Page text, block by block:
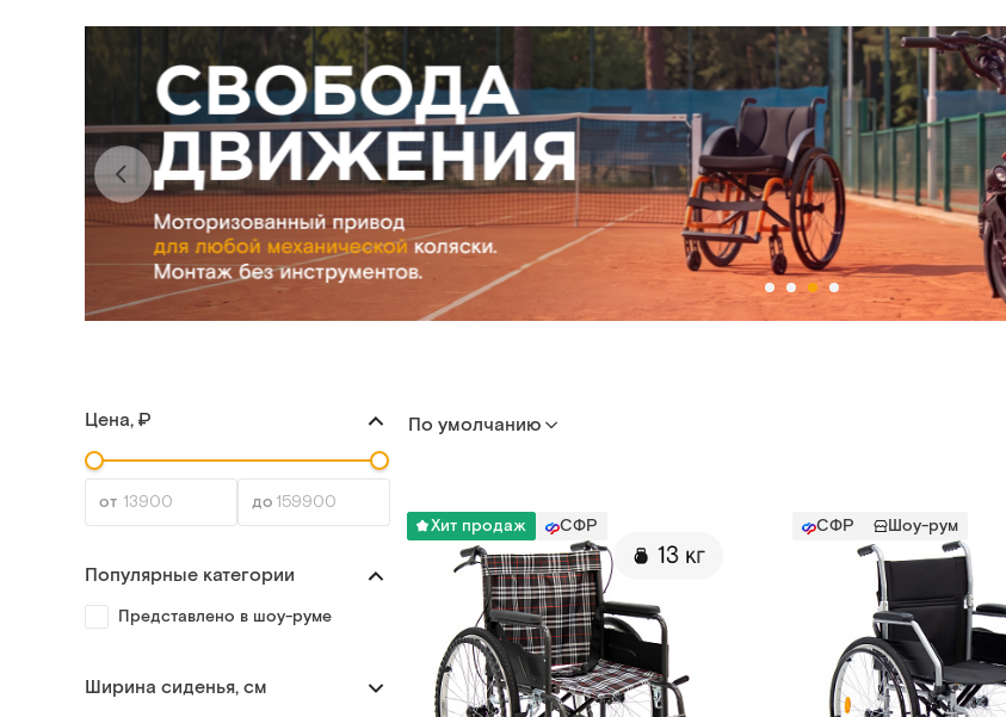
Цена, ₽
Популярные категории
Представлено в шоу-руме
Ширина сиденья, см
По умолчанию
Хит продаж СФР СФР Шоу-рум